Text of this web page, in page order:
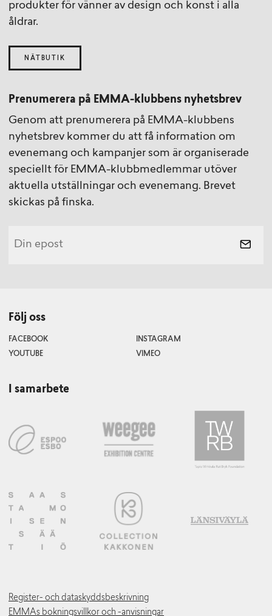
produkter för vänner av design och konst i alla
åldrar.
NÄTBUTIK
Prenumerera på EMMA-klubbens nyhetsbrev
Genom att prenumerera på EMMA-klubbens
nyhetsbrev kommer du att få information om
evenemang och kampanjer som är organiserade
speciellt för EMMA-klubbmedlemmar utöver
aktuella utställningar och evenemang. Brevet
skickas på finska.
Följ oss
FACEBOOK
INSTAGRAM
YOUTUBE
VIMEO
I samarbete
Register- och dataskyddsbeskrivning
EMMAs bokningsvillkor och -anvisningar